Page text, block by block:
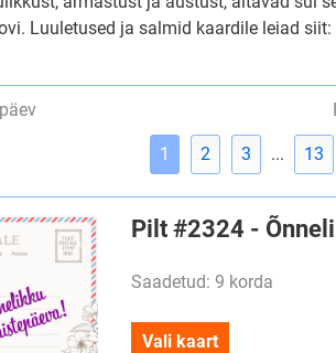
Luuletused ja salmid kaardile leiad siit:
1 2 3 ... 13
Pilt #2324 -
Saadetud: 9 korda
Vali kaart